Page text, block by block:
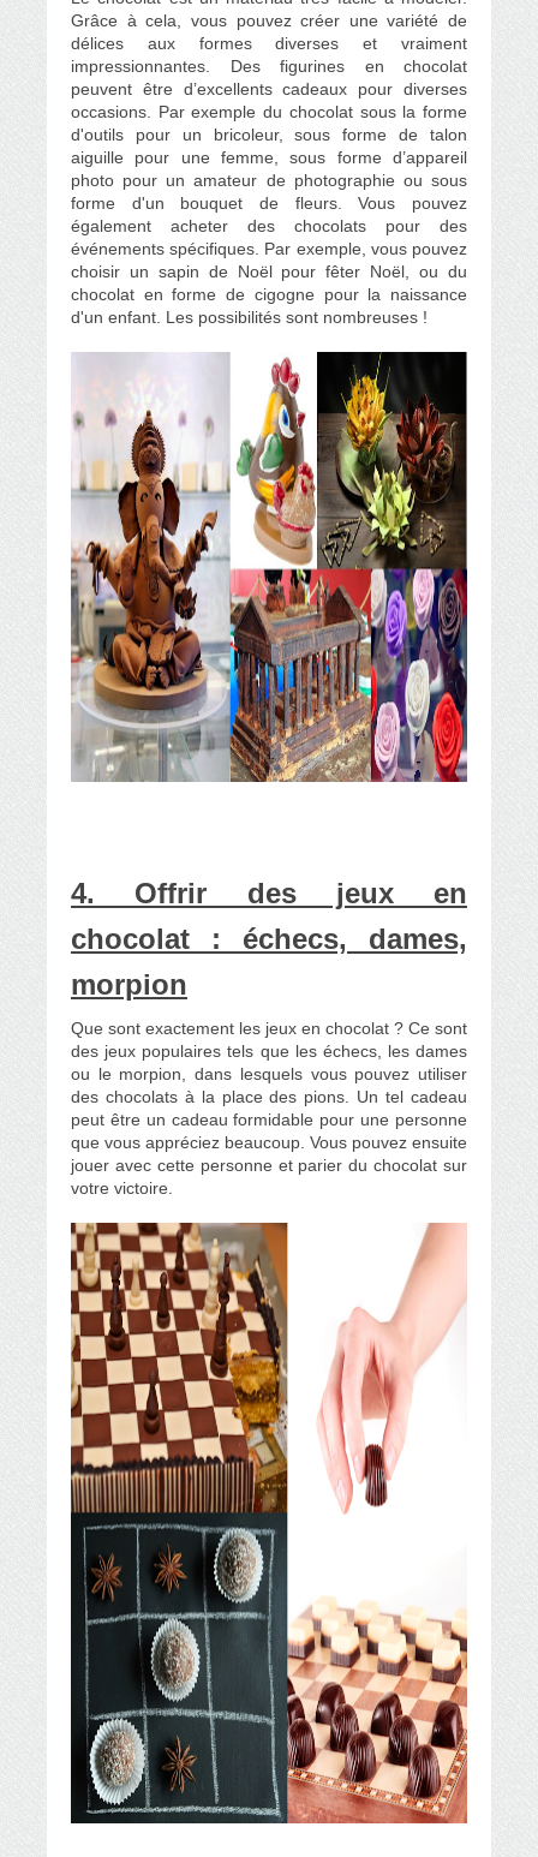
Grâce à cela, vous pouvez créer une variété de
délices aux formes diverses et vraiment
impressionnantes. Des figurines en chocolat
peuvent être d’excellents cadeaux pour diverses
occasions. Par exemple du chocolat sous la forme
d'outils pour un bricoleur, sous forme de talon
aiguille pour une femme, sous forme d’appareil
photo pour un amateur de photographie ou sous
forme d'un bouquet de fleurs. Vous pouvez
également acheter des chocolats pour des
événements spécifiques. Par exemple, vous pouvez
choisir un sapin de Noël pour fêter Noël, ou du
chocolat en forme de cigogne pour la naissance
d'un enfant. Les possibilités sont nombreuses !
4. Offrir des jeux en
chocolat : échecs, dames,
morpion
Que sont exactement les jeux en chocolat ? Ce sont
des jeux populaires tels que les échecs, les dames
ou le morpion, dans lesquels vous pouvez utiliser
des chocolats à la place des pions. Un tel cadeau
peut être un cadeau formidable pour une personne
que vous appréciez beaucoup. Vous pouvez ensuite
jouer avec cette personne et parier du chocolat sur
votre victoire.